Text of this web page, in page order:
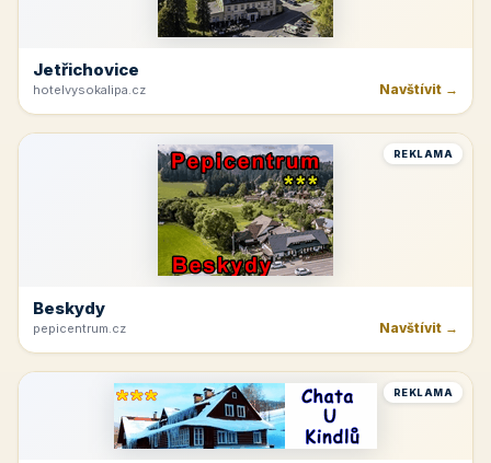
Jetřichovice
hotelvysokalipa.cz Navštívit →
REKLAMA
Beskydy
pepicentrum.cz Navštívit →
REKLAMA